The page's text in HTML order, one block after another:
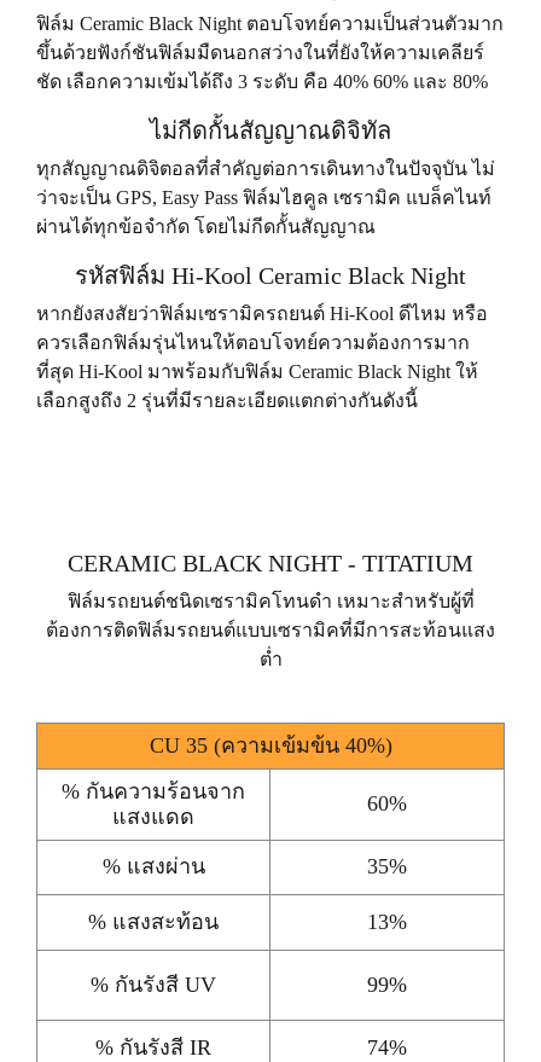
ฟิล์ม Ceramic Black Night ตอบโจทย์ความเป็นส่วนตัวมาก
ขึ้นด้วยฟังก์ชันฟิล์มมืดนอกสว่างในที่ยังให้ความเคลียร์
ชัด เลือกความเข้มได้ถึง 3 ระดับ คือ 40% 60% และ 80%
ไม่กีดกั้นสัญญาณดิจิทัล
ทุกสัญญาณดิจิตอลที่สำคัญต่อการเดินทางในปัจจุบัน ไม่
ว่าจะเป็น GPS, Easy Pass ฟิล์มไฮคูล เซรามิค แบล็คไนท์
ผ่านได้ทุกข้อจำกัด โดยไม่กีดกั้นสัญญาณ
รหัสฟิล์ม Hi-Kool Ceramic Black Night
หากยังสงสัยว่าฟิล์มเซรามิครถยนต์ Hi-Kool ดีไหม หรือ
ควรเลือกฟิล์มรุ่นไหนให้ตอบโจทย์ความต้องการมาก
ที่สุด Hi-Kool มาพร้อมกับฟิล์ม Ceramic Black Night ให้
เลือกสูงถึง 2 รุ่นที่มีรายละเอียดแตกต่างกันดังนี้
CERAMIC BLACK NIGHT - TITATIUM
ฟิล์มรถยนต์ชนิดเซรามิคโทนดำ เหมาะสำหรับผู้ที่
ต้องการติดฟิล์มรถยนต์แบบเซรามิคที่มีการสะท้อนแสง
ต่ำ
CU 35 (ความเข้มข้น 40%)
% กันความร้อนจาก
แสงแดด
60%
% แสงผ่าน 35%
% แสงสะท้อน 13%
% กันรังสี UV 99%
% กันรังสี IR 74%